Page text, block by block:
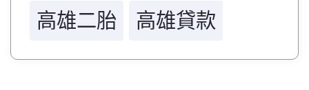
高雄二胎 高雄貸款